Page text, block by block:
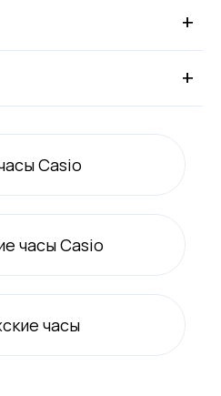
+
+
Casio
часы Casio
часы